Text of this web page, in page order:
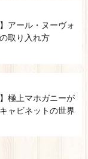
アール・ヌーヴォ
取り入れ方
極上マホガニーが
ャビネットの世界